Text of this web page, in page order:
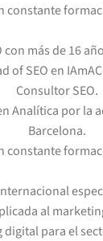
constante
con más de 16
of SEO en
Consultor SEO.
Analítica por la
Barcelona.
constante
al
digital para el